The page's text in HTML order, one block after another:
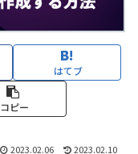
はてブ
コピー
2023.02.06 2023.02.10